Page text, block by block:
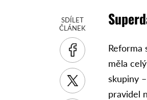
SDÍLET
ČLÁNEK
Reforma
měla
skupiny
pravidel